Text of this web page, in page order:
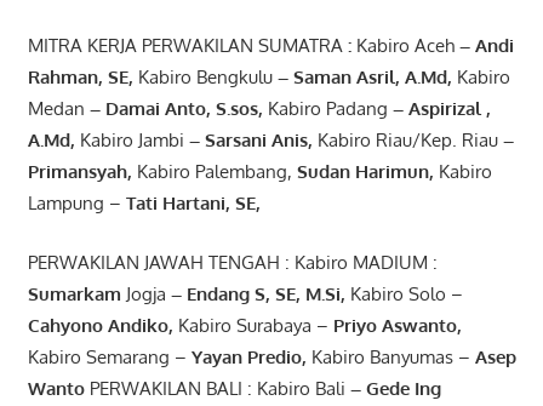
MITRA KERJA PERWAKILAN SUMATRA :Kabiro Aceh– Andi
Rahman, SE, Kabiro Bengkulu– Saman Asril, A.Md, Kabiro
Medan – Damai Anto, S.sos, Kabiro Padang – Aspirizal ,
A.Md, Kabiro Jambi – Sarsani Anis, Kabiro Riau/Kep. Riau–
Primansyah, Kabiro Palembang, Sudan Harimun, Kabiro
Lampung – Tati Hartani, SE,
PERWAKILAN JAWAH TENGAH : Kabiro MADIUM :
Sumarkam Jogja – EndangS, SE, M.Si, Kabiro Solo –
Cahyono Andiko, Kabiro Surabaya – Priyo Aswanto,
Kabiro Semarang – Yayan Predio, Kabiro Banyumas – Asep
WantoPERWAKILAN BALI : Kabiro Bali – Gede Ing